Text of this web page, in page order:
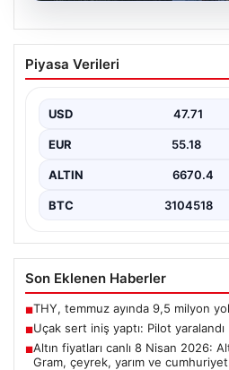
Uçak sert iniş yaptı:
Piyasa Verileri
USD 47.71
EUR 55.18
ALTIN 6670.4
BTC 3104518
Son Eklenen Haberler
■THY, temmuz ayında 9,5 milyon
■Uçak sert iniş yaptı: Pilot yaralandı
■Altın fiyatları canlı 8 Nisan 2026:
Gram, çeyrek, yarım ve cumhuriyet